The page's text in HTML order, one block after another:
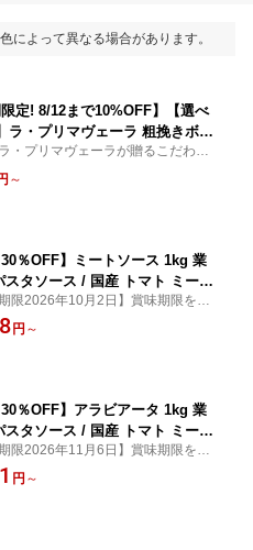
によって異なる場合があります。
限定! 8/12まで10%OFF】【選べ
ラ・プリマヴェーラ 粗挽きボロ
坦々アラビアータ パスタソース
濃厚 担々風 新感覚 スパイシー
・プリマヴェーラが贈るこだわり
ースで自宅がレストランに変わる
わいを手軽に楽しめる特別な一皿
～
30％OFF】ミートソース 1kg 業
スタソース / 国産 トマト ミート
大量 まとめ買い パスタ スパゲ
スパゲティ スパゲッティー スパ
期限2026年10月2日】賞味期限をご
ご購入ください
円 ～
30％OFF】アラビアータ 1kg 業
スタソース / 国産 トマト ミート
大量 まとめ買い パスタ スパゲ
スパゲティ スパゲッティー スパ
期限2026年11月6日】賞味期限をご
ご購入ください
円 ～